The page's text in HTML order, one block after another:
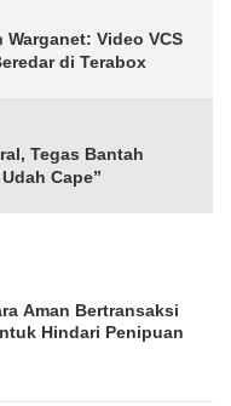
Video VCS
di Terabox
Tegas Bantah
Cape”
Aman Bertransaksi
Hindari Penipuan